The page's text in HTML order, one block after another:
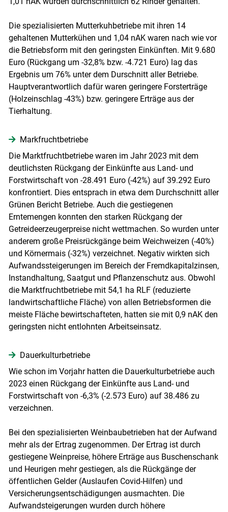
Die spezialisierten Mutterkuhbetriebe mit ihren 14
gehaltenen Mutterkühen und 1,04 nAK waren nach wie vor
die Betriebsform mit den geringsten Einkünften. Mit 9.680
Euro (Rückgang um -32,8% bzw. -4.721 Euro) lag das
Ergebnis um 76% unter dem Durschnitt aller Betriebe.
Hauptverantwortlich dafür waren geringere Forsterträge
(Holzeinschlag -43%) bzw. geringere Erträge aus der
Tierhaltung.
Markfruchtbetriebe
Die Marktfruchtbetriebe waren im Jahr 2023 mit dem
deutlichsten Rückgang der Einkünfte aus Land- und
Forstwirtschaft von -28.491 Euro (-42%) auf 39.292 Euro
konfrontiert. Dies entsprach in etwa dem Durchschnitt aller
Grünen Bericht Betriebe. Auch die gestiegenen
Erntemengen konnten den starken Rückgang der
Getreideerzeugerpreise nicht wettmachen. So wurden unter
anderem große Preisrückgänge beim Weichweizen (-40%)
und Körnermais (-32%) verzeichnet. Negativ wirkten sich
Aufwandssteigerungen im Bereich der Fremdkapitalzinsen,
Instandhaltung, Saatgut und Pflanzenschutz aus. Obwohl
die Marktfruchtbetriebe mit 54,1 ha RLF (reduzierte
landwirtschaftliche Fläche) von allen Betriebsformen die
meiste Fläche bewirtschafteten, hatten sie mit 0,9 nAK den
geringsten nicht entlohnten Arbeitseinsatz.
Dauerkulturbetriebe
Wie schon im Vorjahr hatten die Dauerkulturbetriebe auch
2023 einen Rückgang der Einkünfte aus Land- und
Forstwirtschaft von -6,3% (-2.573 Euro) auf 38.486 zu
verzeichnen.
Bei den spezialisierten Weinbaubetrieben hat der Aufwand
mehr als der Ertrag zugenommen. Der Ertrag ist durch
gestiegene Weinpreise, höhere Erträge aus Buschenschank
und Heurigen mehr gestiegen, als die Rückgänge der
öffentlichen Gelder (Auslaufen Covid-Hilfen) und
Versicherungsentschädigungen ausmachten. Die
Aufwandsteigerungen wurden durch höhere